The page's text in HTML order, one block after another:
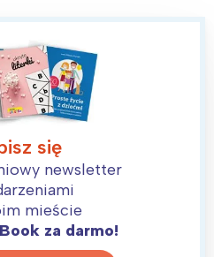
się
newsletter
mieście
za darmo!